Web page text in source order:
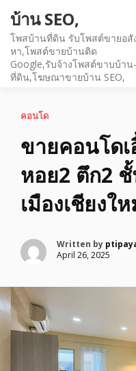
บ้าน SEO,
โพสบ้านที่ดิน รับโพสต์ขายอสั
หา,โพสต์ขายบ้านติด
Google,รับจ้างโพสต์ขาบบ้าน-
ที่ดิน,โฆษณาขายบ้าน SEO,
คอนโด
ขายคอนโด
หอย2 ตึก2
เมืองเชียงใ
Written by
April 26, 2025